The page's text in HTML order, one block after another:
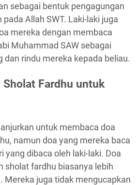
sebagai bentuk pengagungan
Allah SWT. Laki-laki juga
mereka dengan membaca
Muhammad SAW sebagai
dan rindu mereka kepada beliau.
Sholat Fardhu untuk
untuk membaca doa
namun doa yang mereka baca
yang dibaca oleh laki-laki. Doa
sholat fardhu biasanya lebih
Mereka juga tidak mengucapkan